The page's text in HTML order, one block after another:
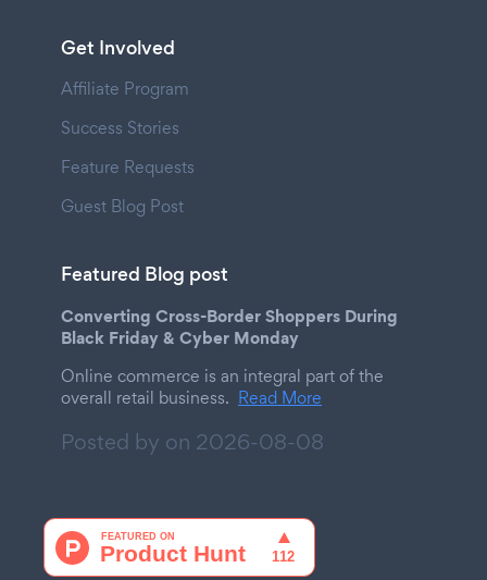
Get Involved
Affiliate Program
Success Stories
Feature Requests
Guest Blog Post
Featured Blog post
Converting Cross-Border Shoppers During
Black Friday & Cyber Monday
Online commerce is an integral part of the
overall retail business. Read More
Posted by on 2026-08-08